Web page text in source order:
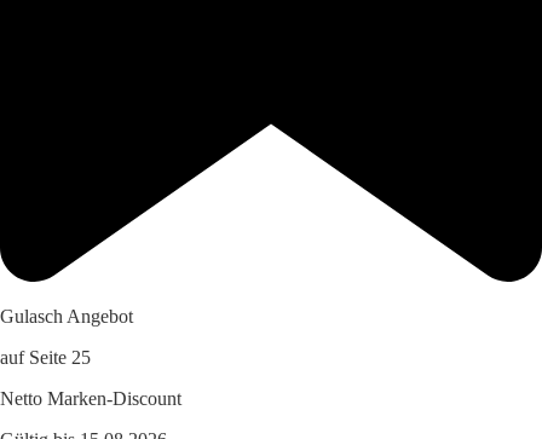
Gulasch Angebot
auf Seite 25
Netto Marken-Discount